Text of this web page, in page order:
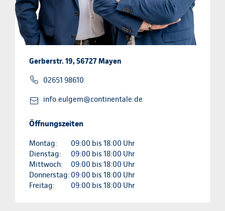
Gerberstr. 19, 56727 Mayen
02651 98610
info.eulgem@continentale.de
Öffnungszeiten
Montag:
09:00 bis 18:00 Uhr
Dienstag:
09:00 bis 18:00 Uhr
Mittwoch:
09:00 bis 18:00 Uhr
Donnerstag: 09:00 bis 18:00 Uhr
Freitag:
09:00 bis 18:00 Uhr